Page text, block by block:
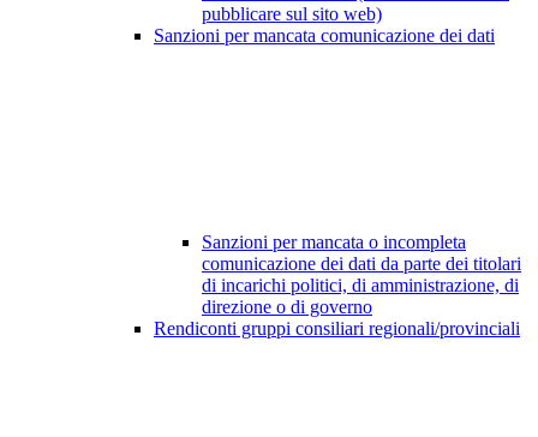
pubblicare sul sito web)
Sanzioni per mancata comunicazione dei dati
Sanzioni per mancata o incompleta
comunicazione dei dati da parte dei titolari
di incarichi politici, di amministrazione, di
direzione o di governo
Rendiconti gruppi consiliari regionali/provinciali